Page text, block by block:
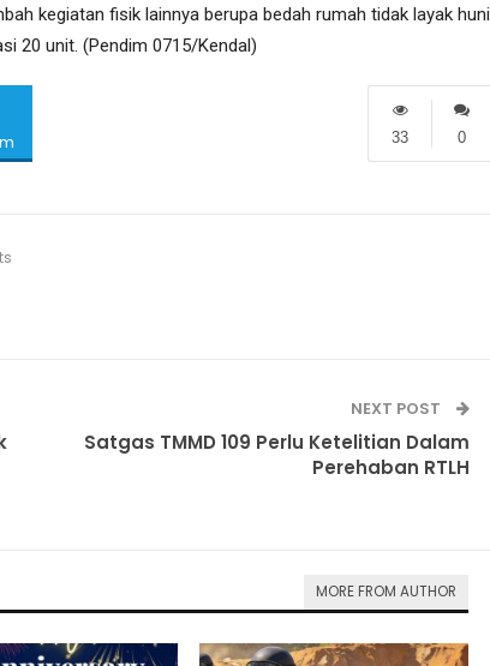
kegiatan fisik lainnya berupa bedah rumah tidak layak huni
20 unit. (Pendim 0715/Kendal)
0
33
NEXT POST
Satgas TMMD 109 Perlu Ketelitian Dalam
Perehaban RTLH
MORE FROM AUTHOR